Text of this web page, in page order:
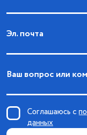
Эл. почта
Ваш вопрос или
Соглашаюсь с
данных